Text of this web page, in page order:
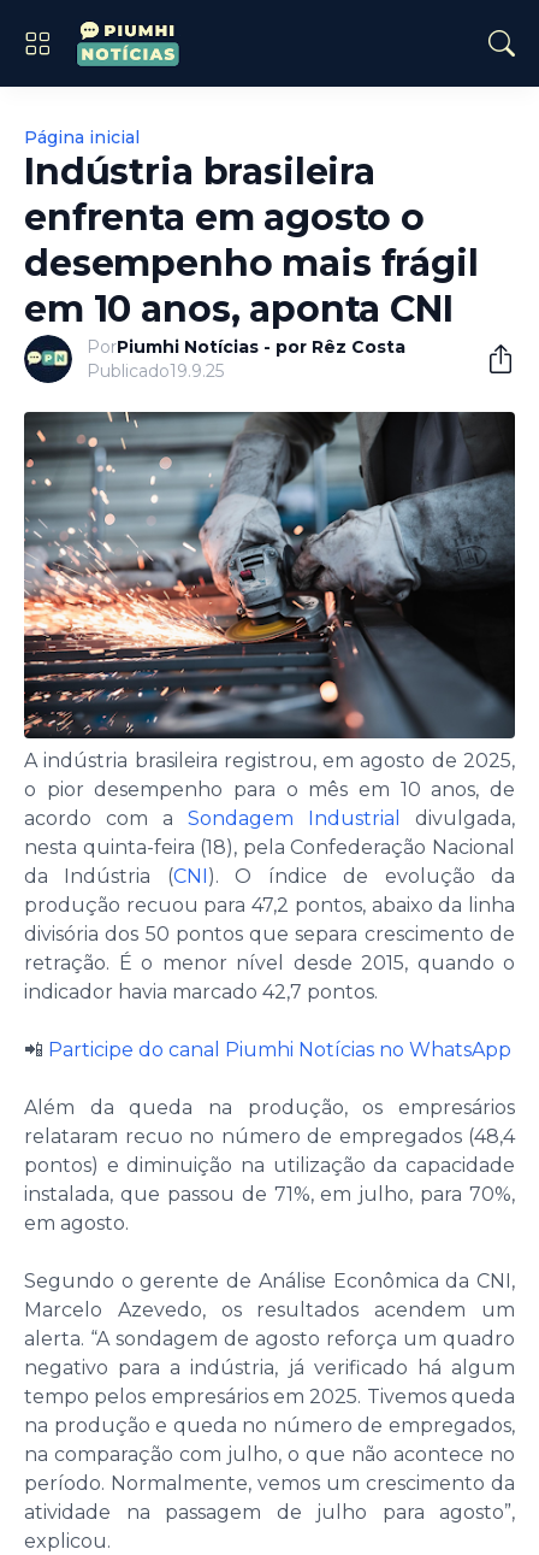
Página inicial
Indústria brasileira
enfrenta em agosto o
desempenho mais frágil
em 10 anos, aponta CNI
PorPiumhi Notícias - por Rêz Costa
Publicado19.9.25
A indústria brasileira registrou, em agosto de 2025,
o pior desempenho para o mês em 10 anos, de
acordo com a Sondagem Industrial
divulgada,
nesta quinta-feira (18), pela Confederação Nacional
da Indústria (CNI ). O índice de evolução da
produção recuou para 47,2 pontos, abaixo da linha
divisória dos 50 pontos que separa crescimento de
retração. É o menor nível desde 2015, quando o
indicador havia marcado 42,7 pontos.
📲 Participe do canal Piumhi Notícias no WhatsApp
Além da queda na produção, os empresários
relataram recuo no número de empregados (48,4
pontos) e diminuição na utilização da capacidade
instalada, que passou de 71%, em julho, para 70%,
em agosto.
Segundo o gerente de Análise Econômica da CNI,
Marcelo Azevedo, os resultados acendem um
alerta. “A sondagem de agosto reforça um quadro
negativo para a indústria, já verificado há algum
tempo pelos empresários em 2025. Tivemos queda
na produção e queda no número de empregados,
na comparação com julho, o que não acontece no
período. Normalmente, vemos um crescimento da
atividade na passagem de julho para agosto”,
explicou.